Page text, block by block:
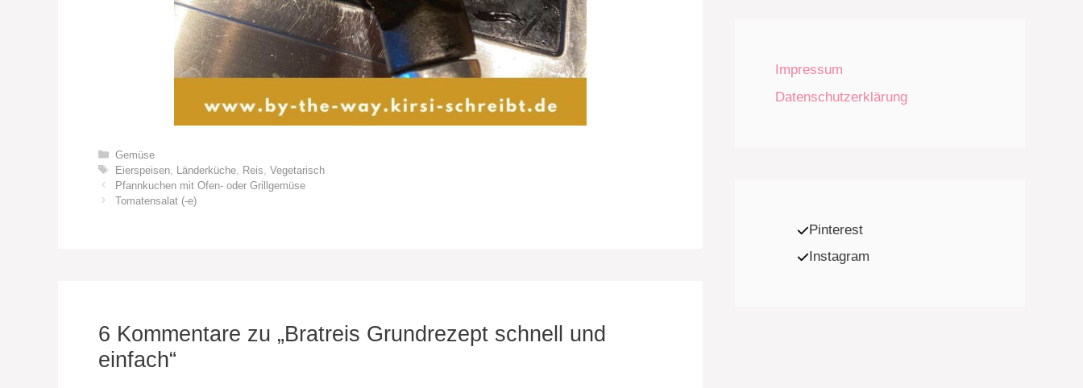
Kategorien
Gemüse
Schlagwörter
Eierspeisen, Länderküche, Reis Vegetarisch
Pfannkuchen mit Ofen- oder Grillgemüse
Tomatensalat (-e)
6 Kommentare zu „Bratreis Grundrezept schnell und
einfach“
Impressum
Datenschutzerklärung
Pinterest
Instagram